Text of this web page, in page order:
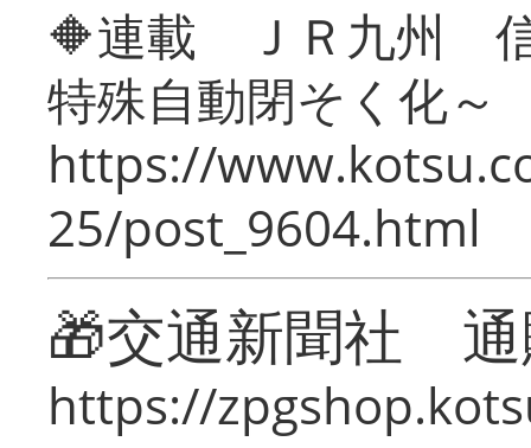
🔶連載 ＪＲ九州 信
特殊自動閉そく化～
https://
25/post_9604.html
🎁交通新聞社
https://